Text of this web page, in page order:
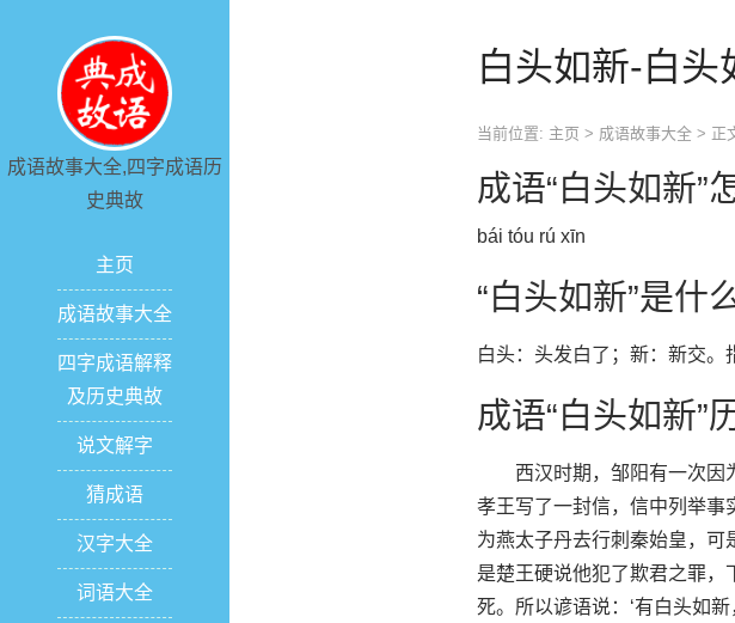
成语故事大全,四字成语历
史典故
主页
成语故事大全
四字成语解释
及历史典故
说文解字
猜成语
汉字大全
词语大全
白头如新-白头
当前位置: 主页 > 成语故事大全 > 正
成语“白头如新”
bái tóu rú xīn
“白头如新”是什
白头：头发白了；新：新交。
成语“白头如新”
西汉时期，邹阳有一次因为
孝王写了一封信，信中列举事
为燕太子丹去行刺秦始皇，
是楚王硬说他犯了欺君之罪
死。所以谚语说：‘有白头如